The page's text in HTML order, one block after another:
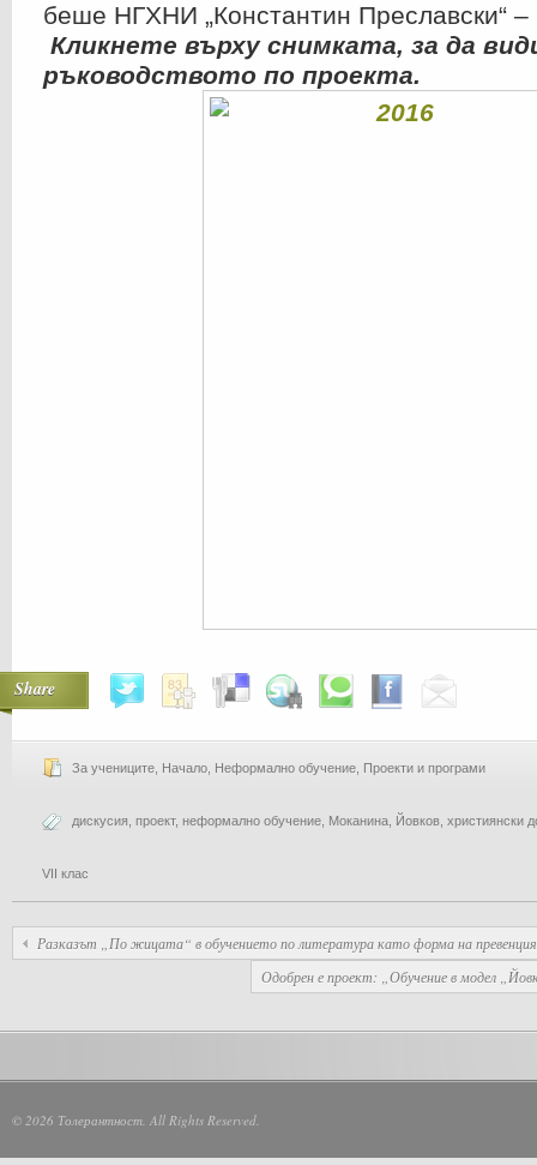
беше НГХНИ „Константин Преславски“
Кликнете върху снимката, за да
ръководството по проекта.
Share
За учениците Начало Неформално обучение Проекти и програми
дискусия проект, неформално обучение Моканина Йовков християнски
VII клас
Разказът „По жицата“ в обучението по литература като форма на превенция
Одобрен е проект: „Обучение в модел
© 2026 Толерантност. All Rights Reserved.